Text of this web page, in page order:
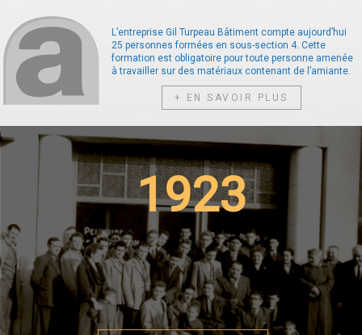
L’entreprise Gil Turpeau Bâtiment compte aujourd’hui
25 personnes formées en sous-section 4. Cette
formation est obligatoire pour toute personne amenée
à travailler sur des matériaux contenant de l’amiante.
+ EN SAVOIR PLUS
1923